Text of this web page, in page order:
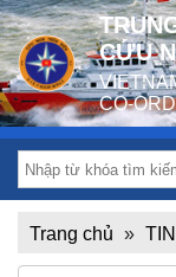
CỨU
CO-
Trang chủ »